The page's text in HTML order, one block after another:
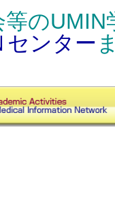
等の
センター